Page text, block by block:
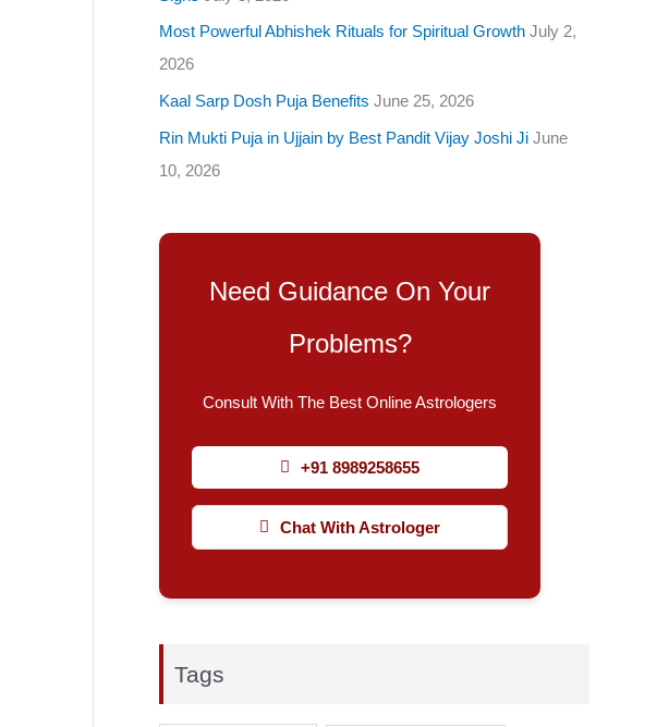
Most Powerful Abhishek Rituals for Spiritual Growth July 2,
2026
Kaal Sarp Dosh Puja Benefits June 25, 2026
Rin Mukti Puja in Ujjain by Best Pandit Vijay Joshi Ji June
10, 2026
Need Guidance On Your
Problems?
Consult With The Best Online Astrologers
+91 8989258655
Chat With Astrologer
Tags